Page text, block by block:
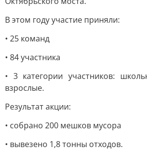
В этом году участие приняли:
• 25 команд
• 84 участника
• 3 категории участников:
взрослые.
Результат акции:
• собрано 200 мешков мусора
• вывезено 1,8 тонны отходов.